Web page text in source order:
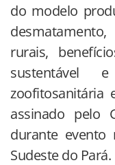
do modelo
rurais,
sustentável e
zoofitosanitária
assinado pelo
durante
Sudeste do Pará.